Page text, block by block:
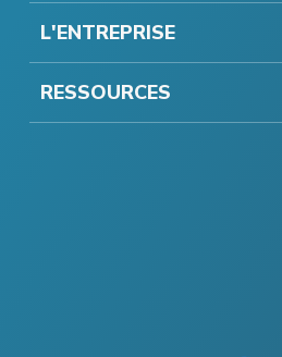
L'ENTREPRISE
RESSOURCES